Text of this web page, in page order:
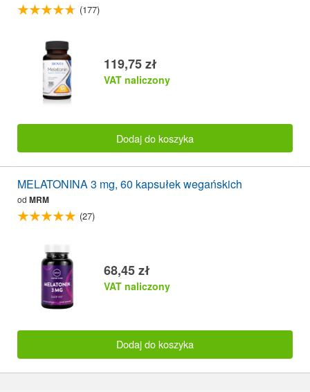
(177)
119,75 zł
VAT naliczony
Dodaj do koszyka
MELATONINA 3 mg, 60 kapsułek wegańskich
od MRM
(27)
68,45 zł
VAT naliczony
Dodaj do koszyka